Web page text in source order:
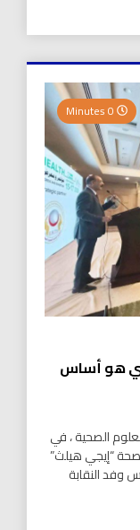
هو أساس
الصحية ، في
“إيجي هيلث”
وفد النقابة